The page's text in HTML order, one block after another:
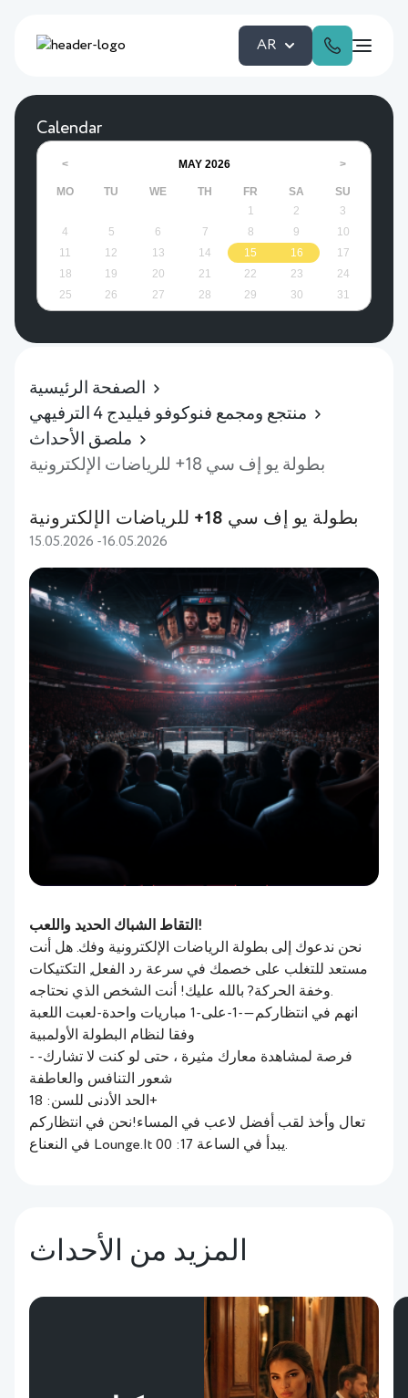
AR
Calendar
< MAY 2026 >
MO TU WE TH FR SA
SU
1
2
3
4
5 6 7 8 9
10
11
12 13 14 15 16
17
18
19 20 21 22 23
24
25
26 27 28 29 30 31
الصفحة الرئيسية
منتجع ومجمع فنوكوفو فيليدج 4 الترفيهي
ملصق الأحداث
بطولة يو إف سي 18+ للرياضات الإلكترونية
بطولة يو إف سي 18+ للرياضات الإلكترونية
15.05.2026 -16.05.2026
التقاط الشباك الحديد واللعب!
نحن ندعوك إلى بطولة الرياضات الإلكترونية وفك. هل أنت
مستعد للتغلب على خصمك في سرعة رد الفعل, التكتيكات
وخفة الحركة? بالله عليك! أنت الشخص الذي نحتاجه.
انهم في انتظاركم—-1-على-1 مباريات واحدة-لعبت اللعبة
وفقا لنظام البطولة الأولمبية
- فرصة لمشاهدة معارك مثيرة ، حتى لو كنت لا تشارك-
شعور التنافس والعاطفة
الحد الأدنى للسن: 18+
تعال وأخذ لقب أفضل لاعب في المساء!نحن في انتظاركم
في النعناع Lounge.It يبدأ في الساعة 17: 00.
المزيد من الأحداث